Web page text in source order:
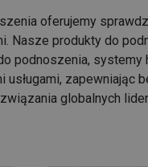
oferujemy
Nasze produkty do
podnoszenia,
zapewniając
globalnych